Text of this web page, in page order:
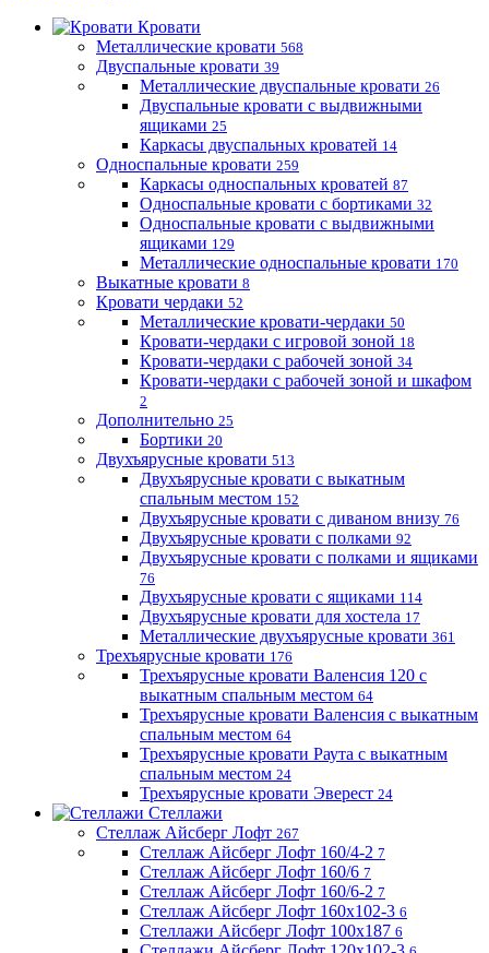
Кровати
Металлические кровати 568
Двуспальные кровати 39
Металлические двуспальные кровати 26
Двуспальные кровати с выдвижными
ящиками 25
Каркасы двуспальных кроватей 14
Односпальные кровати 259
Каркасы односпальных кроватей 87
Односпальные кровати с бортиками 32
Односпальные кровати с выдвижными
ящиками 129
Металлические односпальные кровати 170
Выкатные кровати 8
Кровати чердаки 52
Металлические кровати-чердаки 50
Кровати-чердаки с игровой зоной 18
Кровати-чердаки с рабочей зоной 34
Кровати-чердаки с рабочей зоной и шкафом
2
Дополнительно 25
Бортики 20
Двухъярусные кровати 513
Двухъярусные кровати с выкатным
спальным местом 152
Двухъярусные кровати с диваном внизу 76
Двухъярусные кровати с полками 92
Двухъярусные кровати с полками и ящиками
76
Двухъярусные кровати с ящиками 114
Двухъярусные кровати для хостела 17
Металлические двухъярусные кровати 361
Трехъярусные кровати 176
Трехъярусные кровати Валенсия 120 с
выкатным спальным местом 64
Трехъярусные кровати Валенсия с выкатным
спальным местом 64
Трехъярусные кровати Раута с выкатным
спальным местом 24
Трехъярусные кровати Эверест 24
Стеллажи
Стеллаж Айсберг Лофт 267
Стеллаж Айсберг Лофт 160/4-2 7
Стеллаж Айсберг Лофт 160/6 7
Стеллаж Айсберг Лофт 160/6-2 7
Стеллаж Айсберг Лофт 160х102-3 6
Стеллажи Айсберг Лофт 100х187 6